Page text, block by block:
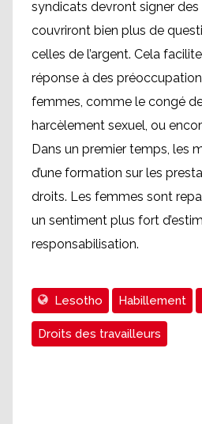
syndicats devront signer
couvriront bien plus de
celles de l’argent. Cela
réponse à des
femmes, comme le congé
harcèlement sexuel, ou
Dans un premier temps, les
d’une formation sur les
droits. Les femmes sont
un sentiment plus fort
responsabilisation.
Lesotho Habillement
Droits des travailleurs